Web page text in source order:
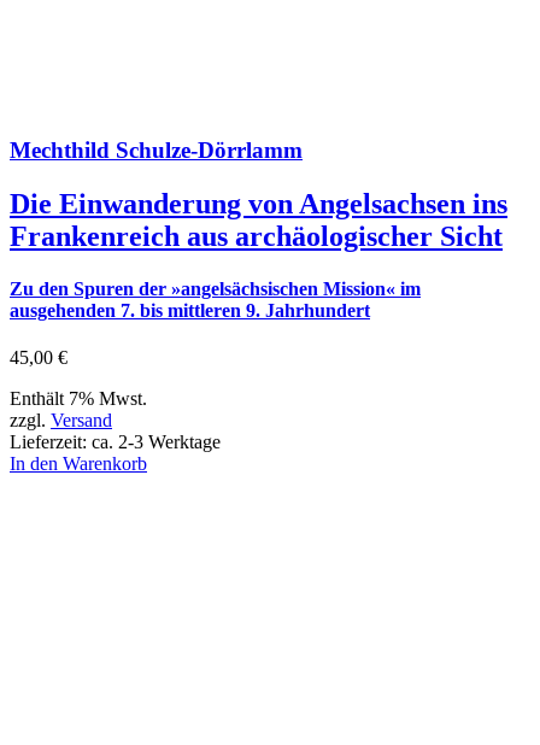
Mechthild Schulze-Dörrlamm
Die Einwanderung von Angelsachsen ins
Frankenreich aus archäologischer Sicht
Zu den Spuren der »angelsächsischen Mission« im
ausgehenden 7. bis mittleren 9. Jahrhundert
45,00 €
Enthält 7% Mwst.
zzgl. Versand
Lieferzeit: ca. 2-3 Werktage
In den Warenkorb